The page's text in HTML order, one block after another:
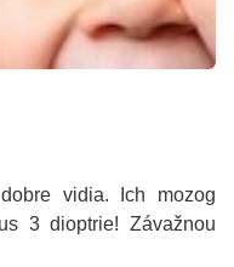
vidia. Ich mozog
3 dioptrie! Závažnou